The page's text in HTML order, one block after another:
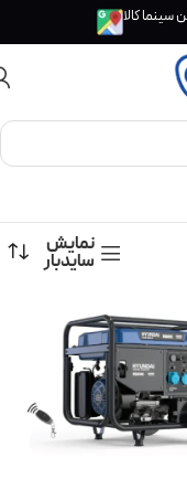
سینما کالا
نمایش
سایدبار